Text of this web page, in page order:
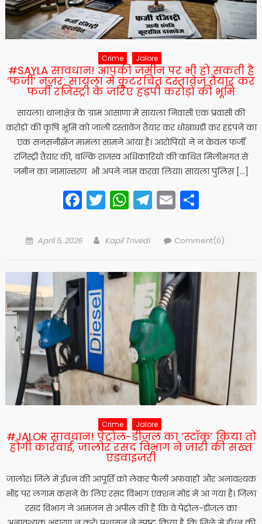
Crime Jalore
#SAYLA सावधान! आपकी जमीन पर भी हो सकती है
‘फर्जी’ नजर: सायला में कूटरचित दस्तावेज तैयार कर
फर्जी रजिस्ट्री के जरिए हड़पी करोड़ों की भूमि
सायला। थानाक्षेत्र के ग्राम आसाणा में सायला निवासी एक प्रवासी की
करोड़ों की कृषि भूमि को जाली दस्तावेज तैयार कर धोखाधड़ी कर हड़पने का
एक सनसनीखेज मामला सामने आया है। आरोपियों ने न केवल फर्जी
रजिस्ट्री तैयार की, बल्कि राजस्व अधिकारियों की कथित मिलीभगत से
जमीन का नामान्तरण भी अपने नाम करवा लिया। सायला पुलिस […]
Facebook
Twitter
WhatsApp
Telegram
Email
Posted
April 5, 2026 Author
Kapil Trivedi Comment(0)
Crime Jalore
#JALOR सावधान! पेट्रोल-डीजल का ‘स्टॉक’ किया तो
होगी कार्रवाई, जालोर रसद विभाग ने जारी की सख्त
एडवाइजरी
जालोर। जिले में ईंधन की आपूर्ति को लेकर फैली अफवाहों और अनावश्यक
भीड़ पर लगाम कसने के लिए रसद विभाग एक्शन मोड में आ गया है। जिला
रसद विभाग ने आमजन से अपील की है कि वे पेट्रोल-डीजल का